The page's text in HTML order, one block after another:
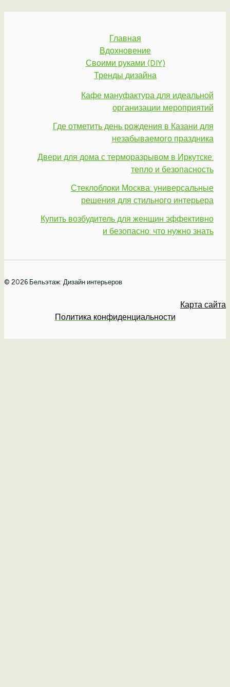
Главная
Вдохновение
Своими руками (DIY)
Тренды дизайна
Кафе мануфактура для идеальной
организации мероприятий
Где отметить день рождения в Казани для
незабываемого праздника
Двери для дома с терморазрывом в Иркутске:
тепло и безопасность
Стеклоблоки Москва: универсальные
решения для стильного интерьера
Купить возбудитель для женщин эффективно
и безопасно: что нужно знать
© 2026 Бельэтаж: Дизайн интерьеров
Карта сайта
Политика конфиденциальности